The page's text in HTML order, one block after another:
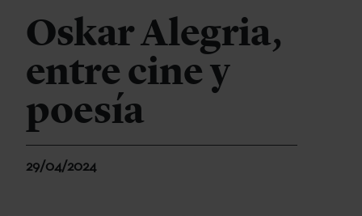
Oskar Alegria,
entre cine y
poesía
29/04/2024